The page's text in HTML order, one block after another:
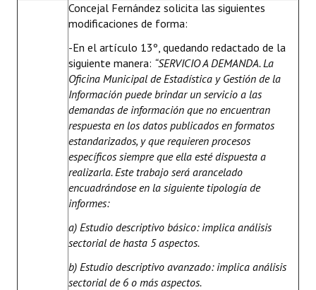
Concejal Fernández solicita las siguientes
modificaciones de forma:
-En el artículo 13º, quedando redactado de la
siguiente manera: “SERVICIO A DEMANDA.La
Oficina Municipal de Estadística y Gestión de la
Información puede brindar un servicio a las
demandas de información que no encuentran
respuesta en los datos publicados en formatos
estandarizados, y que requieren procesos
específicos siempre que ella esté dispuesta a
realizarla. Este trabajo será arancelado
encuadrándose en la siguiente tipología de
informes:
a) Estudio descriptivo básico: implica análisis
sectorial de hasta 5 aspectos.
b) Estudio descriptivo avanzado: implica análisis
sectorial de 6 o más aspectos.